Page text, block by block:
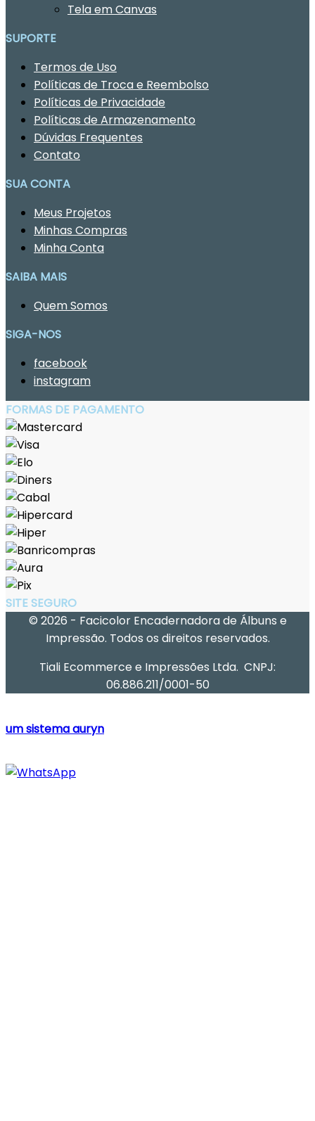
Tela em Canvas
SUPORTE
Termos de Uso
Políticas de Troca e Reembolso
Políticas de Privacidade
Políticas de Armazenamento
Dúvidas Frequentes
Contato
SUA CONTA
Meus Projetos
Minhas Compras
Minha Conta
SAIBA MAIS
Quem Somos
SIGA-NOS
facebook
instagram
FORMAS DE PAGAMENTO
SITE SEGURO
© 2026 - Facicolor Encadernadora de Álbuns e
Impressão. Todos os direitos reservados.
Tiali Ecommerce e Impressões Ltda. CNPJ:
06.886.211/0001-50
um sistema auryn